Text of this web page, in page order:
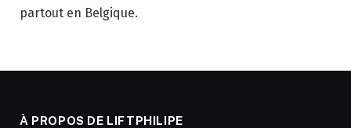
partout en Belgique.
À PROPOS DE LIFTPHILIPE